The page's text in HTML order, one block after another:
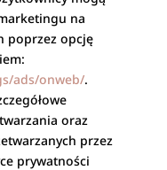
na
poprzez opcję
ads/onweb/.
oraz
przez
prywatności